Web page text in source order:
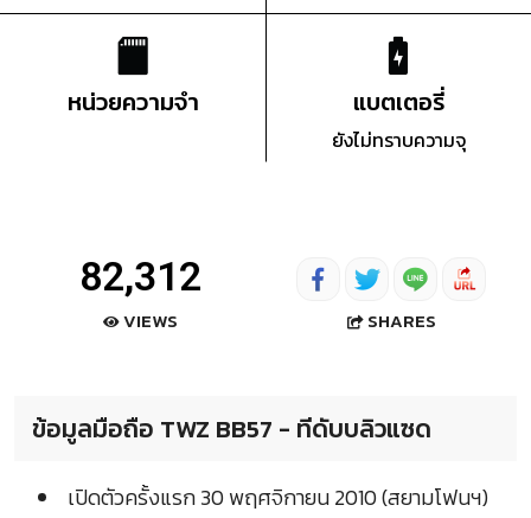
หน่วยความจำ แบตเตอรี่
ยังไม่ทราบความจุ
82,312
VIEWS SHARES
ข้อมูลมือถือ TWZ BB57 - ทีดับบลิวแซด
เปิดตัวครั้งแรก 30 พฤศจิกายน 2010 (สยามโฟนฯ)